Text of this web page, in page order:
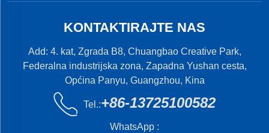
KONTAKTIRAJTE NAS
Add: 4. kat, Zgrada B8, Chuangbao Creative Park,
Federalna industrijska zona, Zapadna Yushan cesta,
Općina Panyu, Guangzhou, Kina
Tel.:+86-13725100582
WhatsApp :